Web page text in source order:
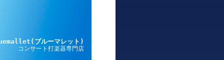
ブルーマレット)
コンサート打楽器専門店